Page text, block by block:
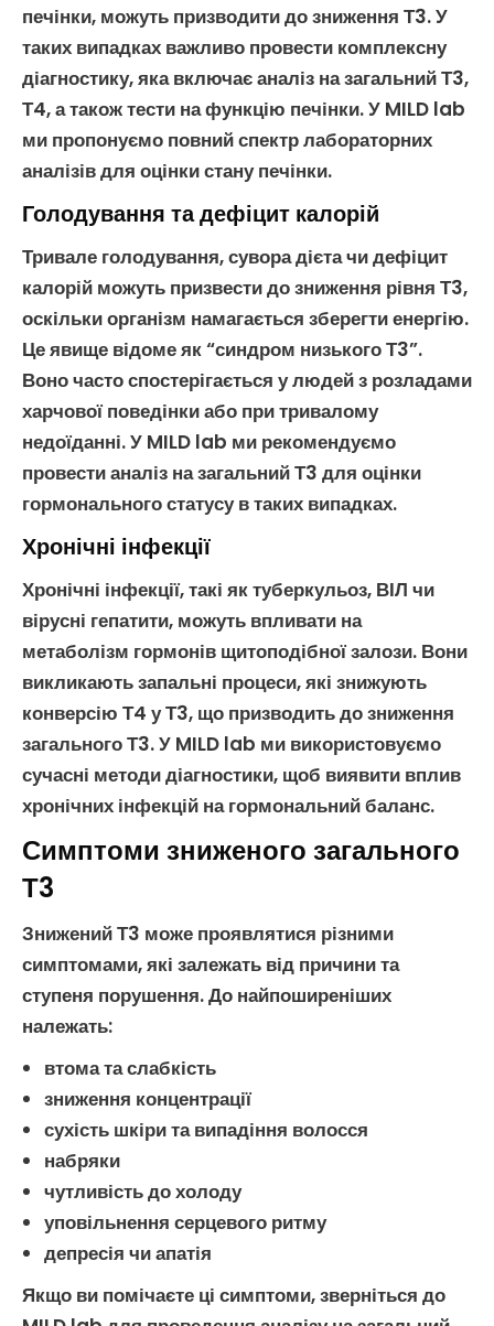
печінки, можуть призводити дозниження Т3. У
таких випадках важливо провести комплексну
діагностику, яка включаєаналіз на загальний Т3,
Т4, а також тести на функцію печінки. У MILD lab
ми пропонуємо повний спектрлабораторних
аналізівдля оцінки стану печінки.
Голодування та дефіцит калорій
Тривале голодування, сувора дієта чи дефіцит
калорій можуть призвести до зниження рівня Т3,
оскільки організм намагається зберегти енергію.
Це явище відоме як “синдром низького Т3”.
Воно часто спостерігається у людей з розладами
харчової поведінкиабо при тривалому
недоїданні. У MILD lab ми рекомендуємо
провестианаліз на загальний Т3 для оцінки
гормонального статусу в таких випадках.
Хронічні інфекції
Хронічні інфекції, такі як туберкульоз, ВІЛ чи
вірусні гепатити, можуть впливати на
метаболізм гормонів щитоподібної залози. Вони
викликають запальні процеси, які знижують
конверсію Т4 уТ3, що призводить дозниження
загального Т3. У MILD lab ми використовуємо
сучасні методидіагностики, щоб виявити вплив
хронічних інфекцій на гормональний баланс.
Симптоми зниженого загального
Т3
Знижений Т3 може проявлятися різними
симптомами, які залежать від причини та
ступеня порушення. До найпоширеніших
належать:
втома та слабкість
зниження концентрації
сухість шкіри та випадіння волосся
набряки
чутливість до холоду
уповільнення серцевого ритму
депресія чи апатія
Якщо ви помічаєте ці симптоми, зверніться до